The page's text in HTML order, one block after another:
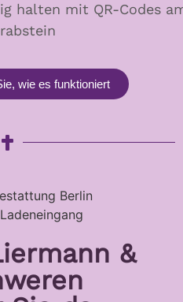
halten mit QR-Codes
wie es funktioniert
&